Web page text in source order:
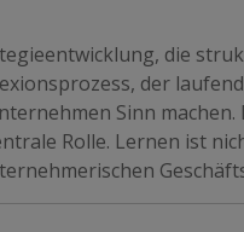
die
der
Sinn
Rolle. Lernen ist